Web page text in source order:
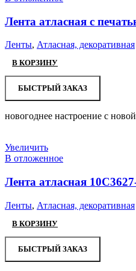
Лента атласная с
Ленты, Атласная, декоративная
В КОРЗИНУ
БЫСТРЫЙ ЗАКАЗ
новогоднее настроение с
Увеличить
В отложенное
Лента атласная
Ленты, Атласная, декоративная
В КОРЗИНУ
БЫСТРЫЙ ЗАКАЗ